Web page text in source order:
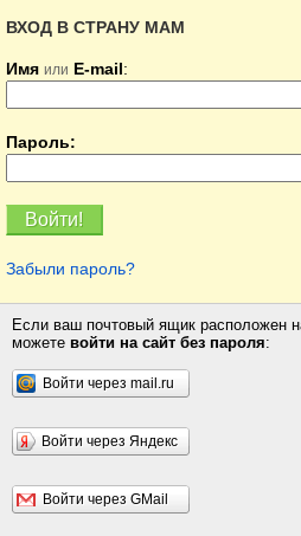
ВХОД В СТРАНУ МАМ
Имя или E-mail:
Пароль:
Забыли пароль?
Если ваш почтовый ящик расположен
можете войти на сайт без пароля:
Войти через mail.ru
Войти через Яндекс
Войти через GMail